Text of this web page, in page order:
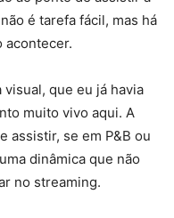
é tarefa fácil, mas há
acontecer.
que eu já havia
muito vivo aqui. A
assistir, se em P&B ou
dinâmica que não
no streaming.